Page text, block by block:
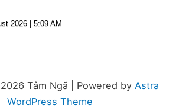
2026 | 5:09 AM
Tâm Ngã | Powered by Astra
WordPress Theme